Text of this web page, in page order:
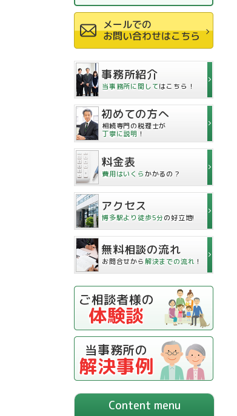
メールでの
お問い合わせはこちら
事務所紹介
当事務所に関してはこちら！
初めての方へ
相続専門の税理士が
丁寧に説明 ！
料金表
費用はいくらかかるの？
アクセス
博多駅より徒歩5分の好立地!
無料相談の流れ
お問合せから解決までの流れ ！
ご相談者様の
体験談
当事務所の
解決事例
Content menu